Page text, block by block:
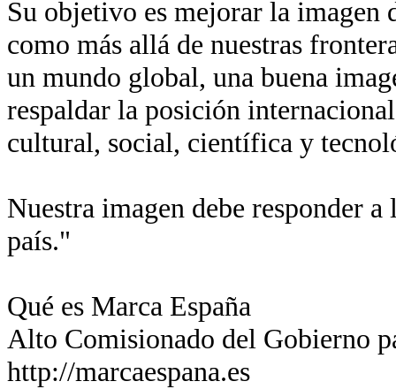
Su objetivo es mejorar la imagen
como más allá de nuestras
un mundo global, una buena
respaldar la posición
cultural, social, científica y
Nuestra imagen debe responder
país."
Qué es Marca España
Alto Comisionado del Gobierno
http://marcaespana.es